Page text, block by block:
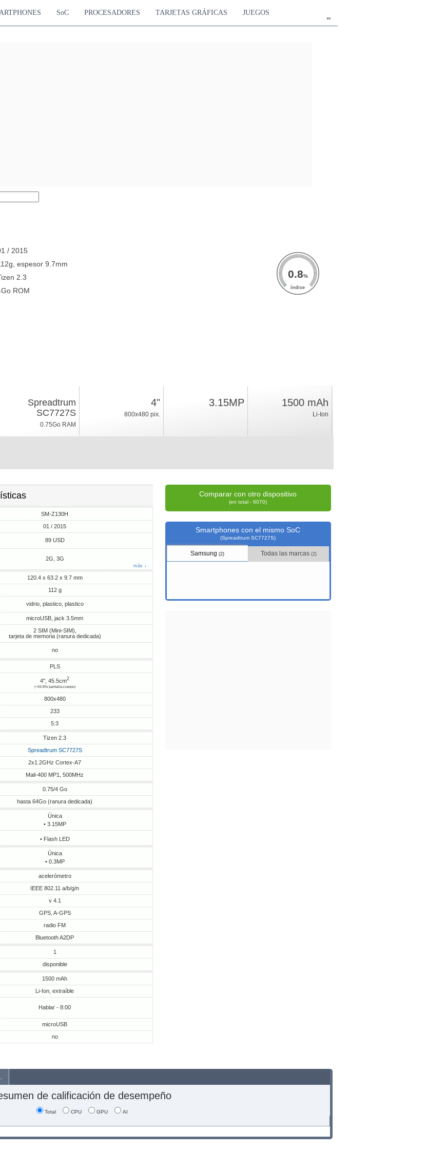
es
SoC PROCESADORES TARJETAS GRÁFICAS JUEGOS
/ 2015
espesor 9.7mm
2.3
ROM
0.8%
índice
Spreadtrum
SC7727S
0.75Go RAM
4"
800x480 pix.
3.15MP 1500 mAh
Li-Ion
SM-Z130H
01 / 2015
89 USD
2G, 3G
más ↓
120.4 x 63.2 x 9.7 mm
112 g
vidrio, plastico, plastico
microUSB, jack 3.5mm
2 SIM (Mini-SIM),
tarjeta de memoria (ranura dedicada)
no
PLS
4", 45.5cm2
(~59.8% pantalla-cuerpo)
800x480
233
5:3
Tizen 2.3
Spreadtrum SC7727S
2x1.2GHz Cortex-A7
Mali-400 MP1, 500MHz
0.75/4 Go
hasta 64Go (ranura dedicada)
Única
• 3.15MP
• Flash LED
Única
• 0.3MP
acelerómetro
IEEE 802.11 a/b/g/n
v 4.1
GPS, A-GPS
radio FM
Bluetooth A2DP
1
disponible
1500 mAh
Li-Ion, extraíble
Hablar - 8:00
microUSB
no
Comparar con otro dispositivo
(en total - 6070)
Smartphones con el mismo SoC
(Spreadtrum SC7727S)
Samsung(2) Todas las marcas (2)
de calificación de desempeño
Total CPU GPU AI